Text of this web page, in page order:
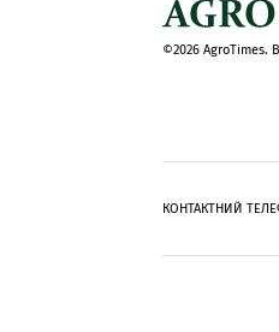
©2026 AgroTimes.
КОНТАКТНИЙ